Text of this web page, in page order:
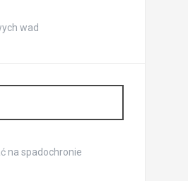
wad
na spadochronie